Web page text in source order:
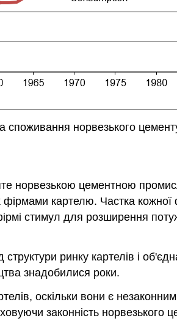
норвезького
норвезькою цементною
картелю. Частка
стимул для розширення
структури ринку картелів і
знадобилися роки.
оскільки вони є
законність норвезького